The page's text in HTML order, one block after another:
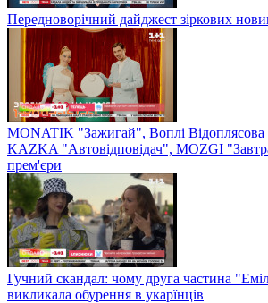
Передноворічний дайджест зіркових
MONATIK "Зажигай", Воплі
KAZKA "Автовідповідач", MOZGI
прем'єри
Гучний скандал: чому друга частина
викликала обурення в укарїнців